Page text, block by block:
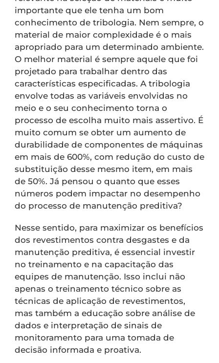
importante que ele tenha um bom
conhecimento de tribologia. Nem sempre, o
material de maior complexidade é o mais
apropriado para um determinado ambiente.
O melhor material é sempre aquele que foi
projetado para trabalhar dentro das
características especificadas. A tribologia
envolve todas as variáveis envolvidas no
meio e o seu conhecimento torna o
processo de escolha muito mais assertivo. É
muito comum se obter um aumento de
durabilidade de componentes de máquinas
em mais de 600%, com redução do custo de
substituição desse mesmo item, em mais
de 50%. Já pensou o quanto que esses
números podem impactar no desempenho
do processo de manutenção preditiva?
Nesse sentido, para maximizar os benefícios
dos revestimentos contra desgastes e da
manutenção preditiva, é essencial investir
no treinamento e na capacitação das
equipes de manutenção. Isso inclui não
apenas o treinamento técnico sobre as
técnicas de aplicação de revestimentos,
mas também a educação sobre análise de
dados e interpretação de sinais de
monitoramento para uma tomada de
decisão informada e proativa.